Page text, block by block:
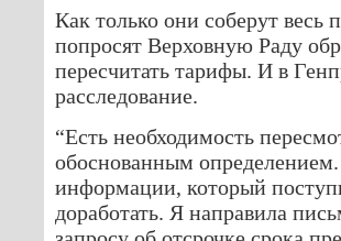
Как только они соберут весь
попросят Верховную Раду
пересчитать тарифы. И в
расследование.
“Есть необходимость
обоснованным
информации, который
доработать. Я направила